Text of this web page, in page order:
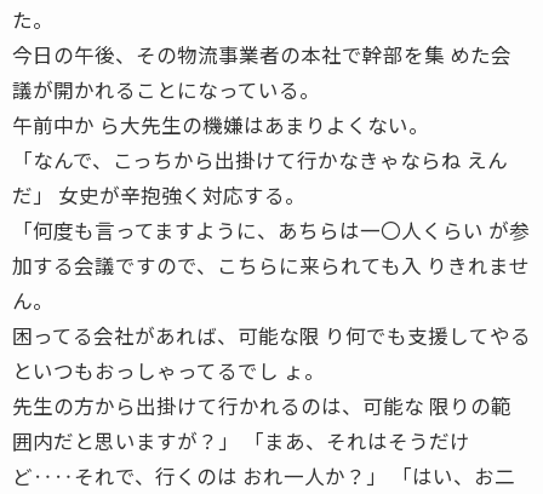
た。
今日の午後、その物流事業者の本社で幹部を集 めた会
議が開かれることになっている。
午前中か ら大先生の機嫌はあまりよくない。
「なんで、こっちから出掛けて行かなきゃならね えん
だ」 女史が辛抱強く対応する。
「何度も言ってますように、あちらは一〇人くらい が参
加する会議ですので、こちらに来られても入 りきれませ
ん。
困ってる会社があれば、可能な限 り何でも支援してやる
といつもおっしゃってるでし ょ。
先生の方から出掛けて行かれるのは、可能な 限りの範
囲内だと思いますが？」 「まあ、それはそうだけ
ど‥‥それで、行くのは おれ一人か？」 「はい、お二